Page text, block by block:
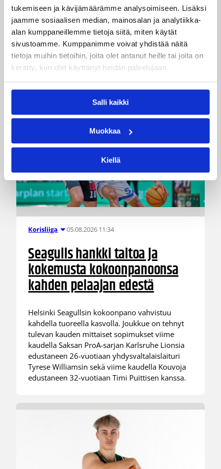
tukemiseen ja kävijämäärämme analysoimiseen. Lisäksi
jaamme sosiaalisen median, mainosalan ja analytiikka-
alan kumppaneillemme tietoja siitä, miten käytät
sivustoamme. Kumppanimme voivat yhdistää näitä
tietoja muihin tietoihin, joita olet antanut heille tai joita on
kerätty, kun olet käyttänyt heidän palvelujaan.
Salli kaikki
Muokkaa
Kiellä
haaviin
Dolenc on rakentanut pitkän ammattilaisuran
Suomen lisäksi Ranskassa, Itävallassa,
Liettuassa, Romaniassa, Bosniassa ja viimeksi
Islannissa.
Korisliiga 05.08.2026 11:34
Seagulls hankki taitoa ja
kokemusta kokoonpanoonsa
kahden pelaajan edestä
Helsinki Seagullsin kokoonpano vahvistuu
kahdella tuoreella kasvolla. Joukkue on tehnyt
tulevan kauden mittaiset sopimukset viime
kaudella Saksan ProA-sarjan Karlsruhe Lionsia
edustaneen 26-vuotiaan yhdysvaltalaislaituri
Tyrese Williamsin sekä viime kaudella Kouvoja
edustaneen 32-vuotiaan Timi Puittisen kanssa.